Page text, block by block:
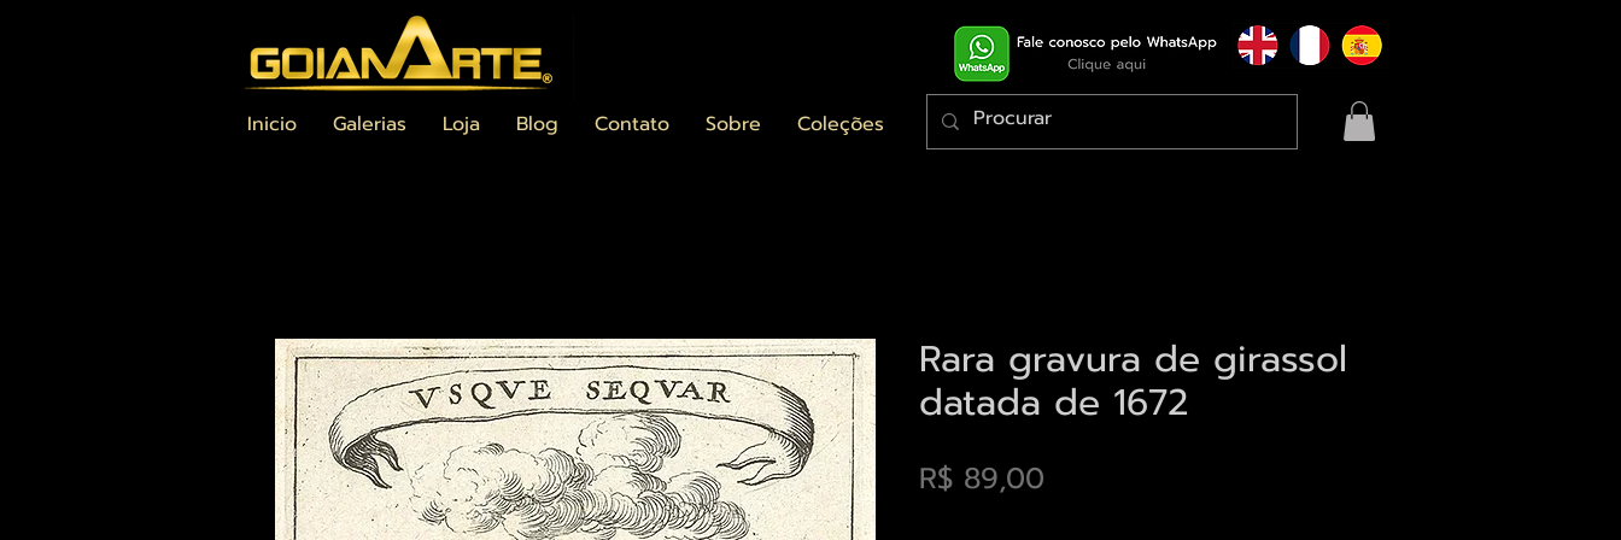
Inicio Galerias Loja Blog Contato Sobre Coleções
Rara gravura de girassol
datada de 1672
R$ 89,00